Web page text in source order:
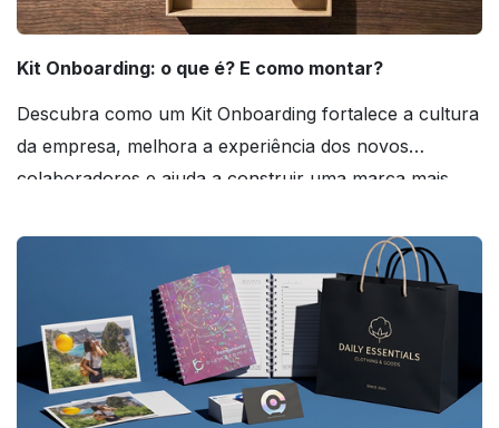
Kit Onboarding: o que é? E como montar?
Descubra como um Kit Onboarding fortalece a cultura
da empresa, melhora a experiência dos novos
colaboradores e ajuda a construir uma marca mais